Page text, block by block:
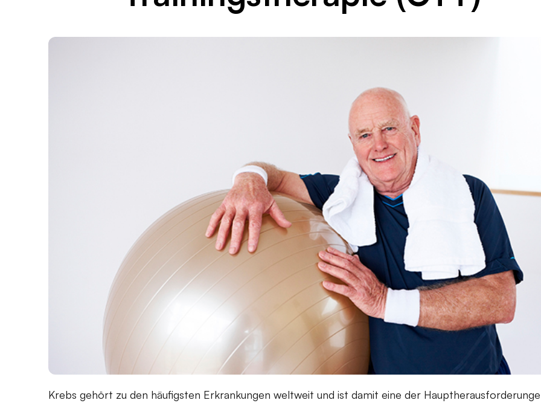
Krebs gehört zu den häufigsten Erkrankungen weltweit und ist damit eine der